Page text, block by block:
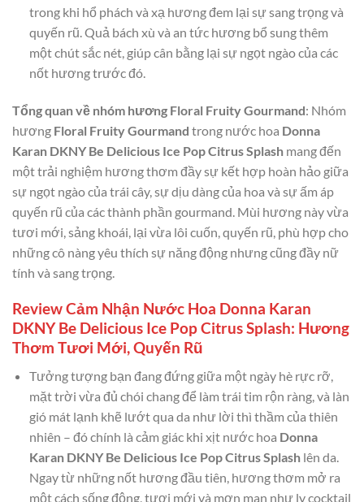
trong khi hổ phách và xạ hương đem lại sự sang trọng và
quyến rũ. Quả bách xù và an tức hương bổ sung thêm
một chút sắc nét, giúp cân bằng lại sự ngọt ngào của các
nốt hương trước đó.
Tổng quan về nhóm hương Floral Fruity Gourmand: Nhóm
hương Floral Fruity Gourmand trong nước hoa Donna
Karan DKNY Be Delicious Ice Pop Citrus Splash mang đến
một trải nghiệm hương thơm đầy sự kết hợp hoàn hảo giữa
sự ngọt ngào của trái cây, sự dịu dàng của hoa và sự ấm áp
quyến rũ của các thành phần gourmand. Mùi hương này vừa
tươi mới, sảng khoái, lại vừa lôi cuốn, quyến rũ, phù hợp cho
những cô nàng yêu thích sự năng động nhưng cũng đầy nữ
tính và sang trọng.
Review Cảm Nhận Nước Hoa Donna Karan
DKNY Be Delicious Ice Pop Citrus Splash: Hương
Thơm Tươi Mới, Quyến Rũ
Tưởng tượng bạn đang đứng giữa một ngày hè rực rỡ,
mặt trời vừa đủ chói chang để làm trái tim rộn ràng, và làn
gió mát lạnh khẽ lướt qua da như lời thì thầm của thiên
nhiên – đó chính là cảm giác khi xịt nước hoa Donna
Karan DKNY Be Delicious Ice Pop Citrus Splashlên da.
Ngay từ những nốt hương đầu tiên, hương thơm mở ra
một cách sống động, tươi mới và mơn man như ly cocktail